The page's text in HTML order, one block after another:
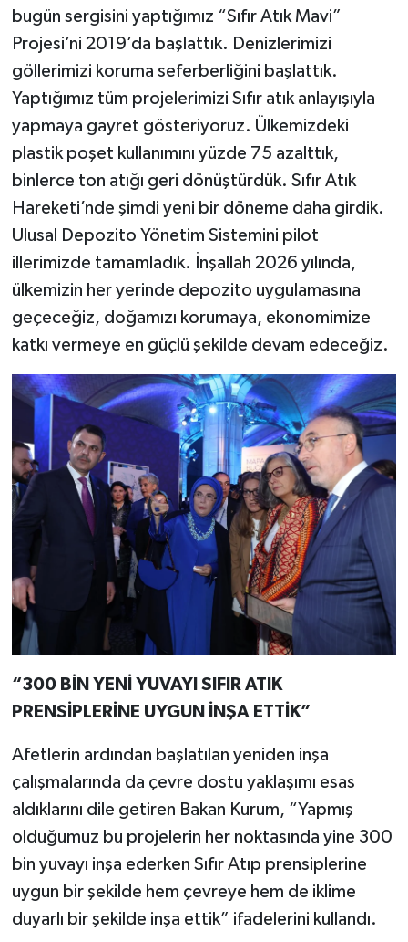
bugün sergisini yaptığımız “Sıfır Atık Mavi”
Projesi’ni 2019’da başlattık. Denizlerimizi
göllerimizi koruma seferberliğini başlattık.
Yaptığımız tüm projelerimizi Sıfır atık anlayışıyla
yapmaya gayret gösteriyoruz. Ülkemizdeki
plastik poşet kullanımını yüzde 75 azalttık,
binlerce ton atığı geri dönüştürdük. Sıfır Atık
Hareketi’nde şimdi yeni bir döneme daha girdik.
Ulusal Depozito Yönetim Sistemini pilot
illerimizde tamamladık. İnşallah 2026 yılında,
ülkemizin her yerinde depozito uygulamasına
geçeceğiz, doğamızı korumaya, ekonomimize
katkı vermeye en güçlü şekilde devam edeceğiz.
“300 BİN YENİ YUVAYI SIFIR ATIK
PRENSİPLERİNE UYGUN İNŞA ETTİK”
Afetlerin ardından başlatılan yeniden inşa
çalışmalarında da çevre dostu yaklaşımı esas
aldıklarını dile getiren Bakan Kurum, “Yapmış
olduğumuz bu projelerin her noktasında yine 300
bin yuvayı inşa ederken Sıfır Atıp prensiplerine
uygun bir şekilde hem çevreye hem de iklime
duyarlı bir şekilde inşa ettik” ifadelerini kullandı.